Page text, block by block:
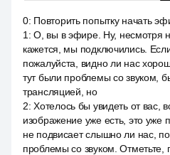
0: Повторить попытку начать
1 :О, вы в эфире. Ну, несмотря
кажется, мы подключились.
пожалуйста, видно ли нас
тут были проблемы со звуком,
трансляцией, но
2:Хотелось бы увидеть от вас,
изображение уже есть, это уже
не подвисает слышно ли нас,
проблемы со звуком.